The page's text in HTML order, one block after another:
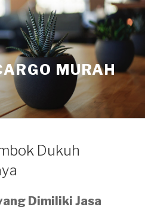
MURAH
Dukuh
Dimiliki Jasa